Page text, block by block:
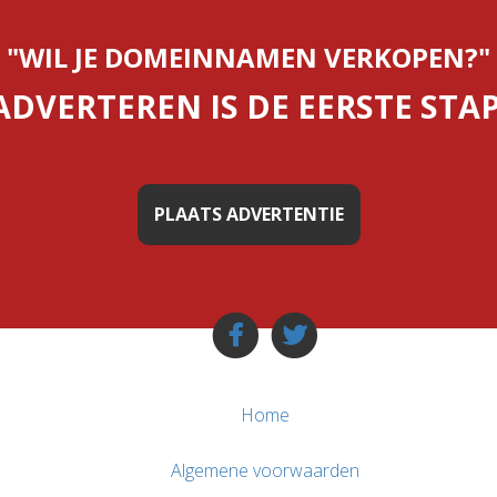
"WIL JE DOMEINNAMEN VERKOPEN?"
IS DE EERSTE
PLAATS ADVERTENTIE
Home
Algemene voorwaarden